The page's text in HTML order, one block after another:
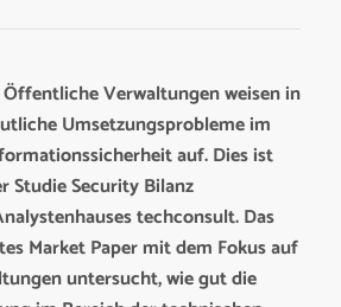
Öffentliche Verwaltungen weisen in
Umsetzungsprobleme im
auf. Dies ist
Studie Security Bilanz
techconsult. Das
Market Paper mit dem Fokus auf
untersucht, wie gut die